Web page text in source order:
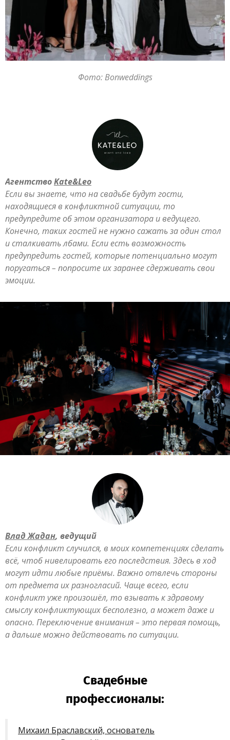
Фото: Bonweddings
АгентствоKate&Leo
Если вы знаете, что на свадьбе будут гости,
находящиеся в конфликтной ситуации, то
предупредите об этом организатора и ведущего.
Конечно, таких гостей не нужно сажать за один стол
и сталкивать лбами. Если есть возможность
предупредить гостей, которые потенциально могут
поругаться – попросите их заранее сдерживать свои
эмоции.
Влад Жадан, ведущий
Если конфликт случился, в моих компетенциях сделать
всё, чтоб нивелировать его последствия. Здесь в ход
могут идти любые приёмы. Важно отвлечь стороны
от предмета их разногласий. Чаще всего, если
конфликт уже произошёл, то взывать к здравому
смыслу конфликтующих бесполезно, а может даже и
опасно. Переключение внимания – это первая помощь,
а дальше можно действовать по ситуации.
Свадебные
профессионалы:
Михаил Браславский, основатель